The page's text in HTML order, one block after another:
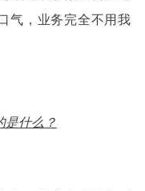
气，业务完全不用我
是什么？